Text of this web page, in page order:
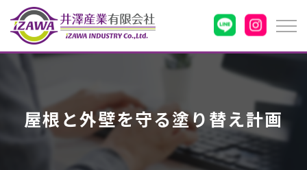
屋根と外壁を守る塗り替え計画